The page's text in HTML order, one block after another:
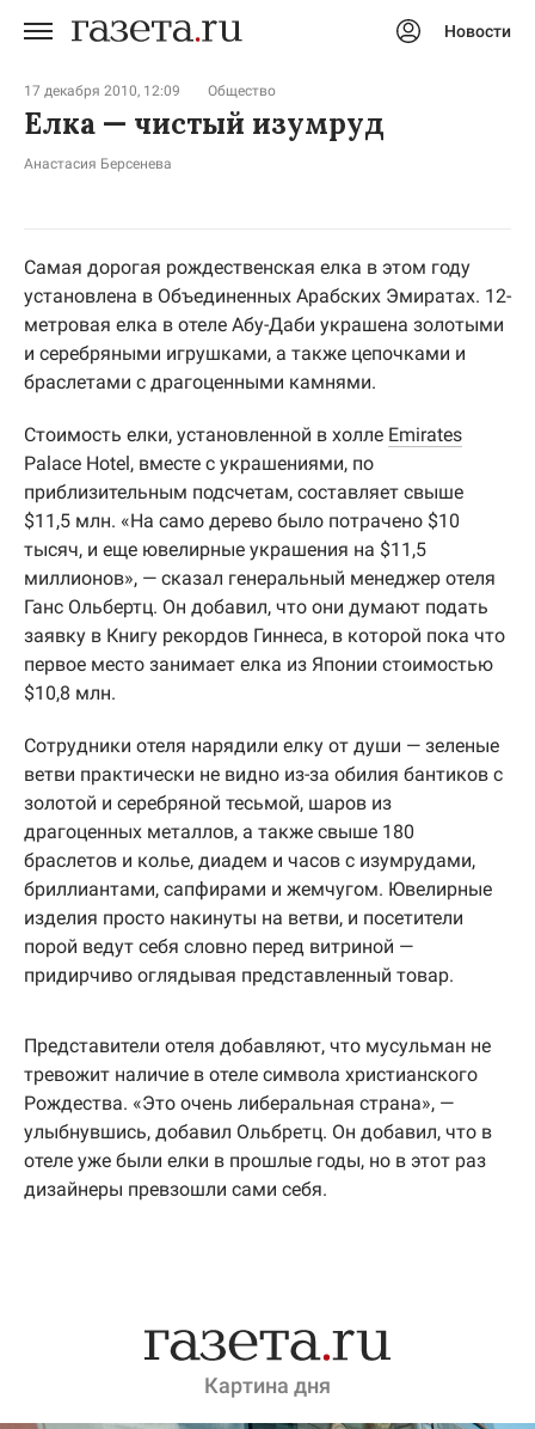
Новости
17 декабря 2010, 12:09 Общество
Елка — чистый изумруд
Анастасия Берсенева
Самая дорогая рождественская елка в этом году
установлена в Объединенных Арабских Эмиратах. 12-
метровая елка в отеле Абу-Даби украшена золотыми
и серебряными игрушками, а также цепочками и
браслетами с драгоценными камнями.
Стоимость елки, установленной в холле Emirates
Palace Hotel, вместе с украшениями, по
приблизительным подсчетам, составляет свыше
$11,5 млн. «На само дерево было потрачено $10
тысяч, и еще ювелирные украшения на $11,5
миллионов», — сказал генеральный менеджер отеля
Ганс Ольбертц. Он добавил, что они думают подать
заявку в Книгу рекордов Гиннеса, в которой пока что
первое место занимает елка из Японии стоимостью
$10,8 млн.
Сотрудники отеля нарядили елку от души — зеленые
ветви практически не видно из-за обилия бантиков с
золотой и серебряной тесьмой, шаров из
драгоценных металлов, а также свыше 180
браслетов и колье, диадем и часов с изумрудами,
бриллиантами, сапфирами и жемчугом. Ювелирные
изделия просто накинуты на ветви, и посетители
порой ведут себя словно перед витриной —
придирчиво оглядывая представленный товар.
Представители отеля добавляют, что мусульман не
тревожит наличие в отеле символа христианского
Рождества. «Это очень либеральная страна», —
улыбнувшись, добавил Ольбретц. Он добавил, что в
отеле уже были елки в прошлые годы, но в этот раз
дизайнеры превзошли сами себя.
Картина дня